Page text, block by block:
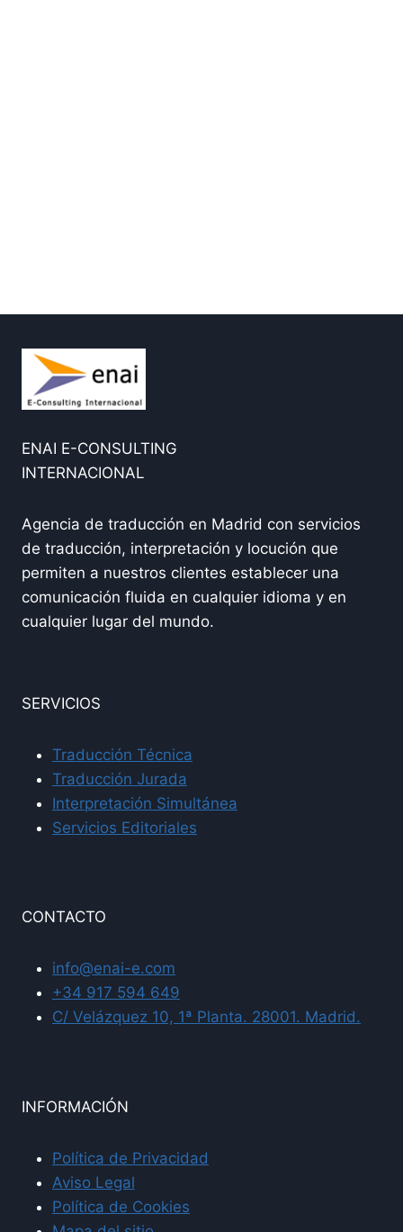
ENAI E-CONSULTING
INTERNACIONAL
Agencia de traducción en Madrid con servicios
de traducción, interpretación y locución que
permiten a nuestros clientes establecer una
comunicación fluida en cualquier idioma y en
cualquier lugar del mundo.
SERVICIOS
Traducción Técnica
Traducción Jurada
Interpretación Simultánea
Servicios Editoriales
CONTACTO
info@enai-e.com
+34 917 594 649
C/ Velázquez 10, 1ª Planta. 28001. Madrid.
INFORMACIÓN
Política de Privacidad
Aviso Legal
Política de Cookies